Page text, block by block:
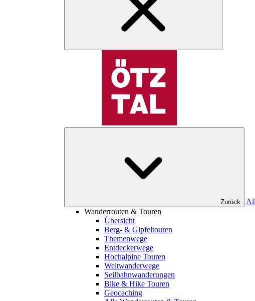
Zurück
Wanderrouten & Touren
Übersicht
Berg- & Gipfeltouren
Themenwege
Entdeckerwege
Hochalpine Touren
Weitwanderwege
Seilbahnwanderungen
Bike & Hike Touren
Geocaching